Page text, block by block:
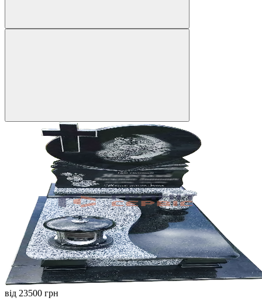
від 23500 грн